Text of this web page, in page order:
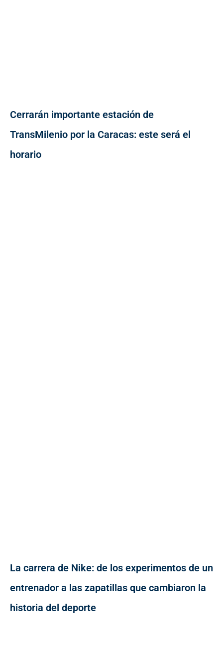
Cerrarán importante estación de
TransMilenio por la Caracas: este será el
horario
La carrera de Nike: de los experimentos de un
entrenador a las zapatillas que cambiaron la
historia del deporte